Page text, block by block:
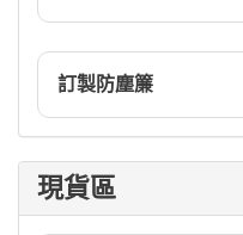
訂製防塵簾
現貨區